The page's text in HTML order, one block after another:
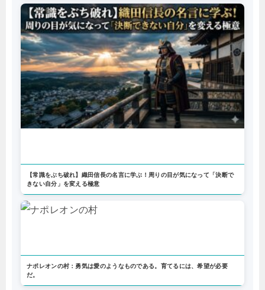
【常識をぶち破れ】織田信長の名言に学ぶ！周りの目が気になって「決断で
きない自分」を変える極意
ナポレオンの村：勇気は愛のようなものである。育てるには、希望が必要
だ。